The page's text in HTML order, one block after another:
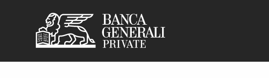
Banca Generali